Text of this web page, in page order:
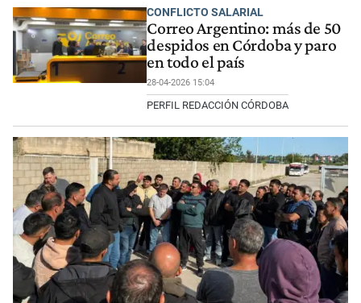
CONFLICTO SALARIAL
Correo Argentino: más de 50
despidos en Córdoba y paro
en todo el país
28-04-2026 15:04
PERFIL REDACCIÓN CÓRDOBA